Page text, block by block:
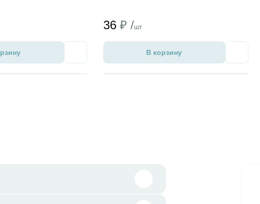
36 ₽ /шт
В корзину